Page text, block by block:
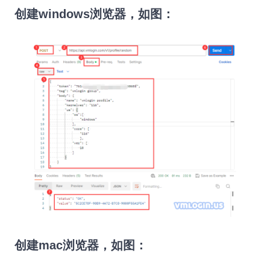
创建windows浏览器，如图：
创建mac浏览器，如图：